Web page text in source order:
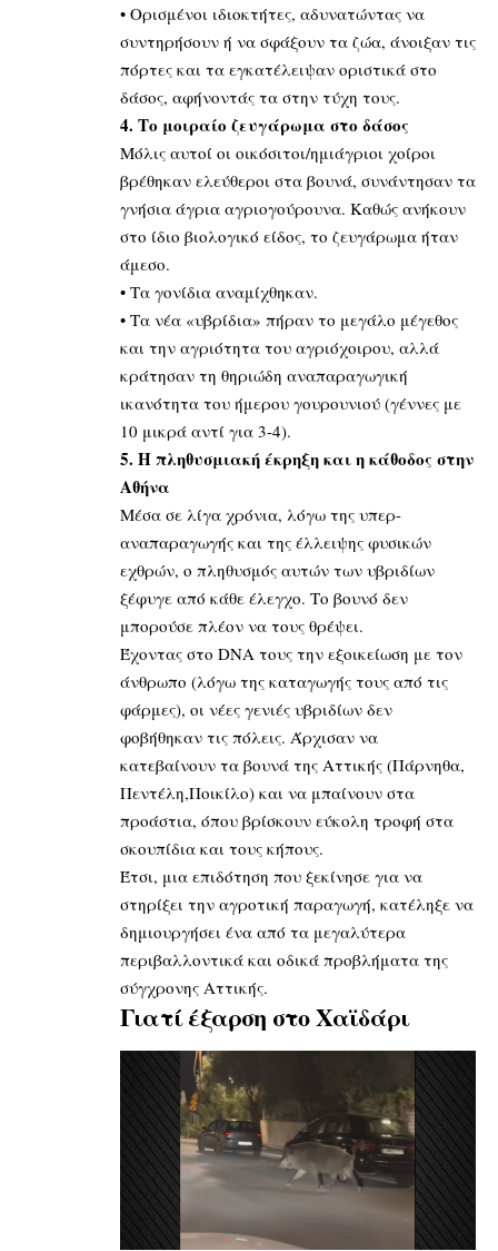
• Ορισμένοι ιδιοκτήτες, αδυνατώντας να
συντηρήσουν ή να σφάξουν τα ζώα, άνοιξαν τις
πόρτες και τα εγκατέλειψαν οριστικά στο
δάσος, αφήνοντάς τα στην τύχη τους.
4. Το μοιραίο ζευγάρωμα στο δάσος
Μόλις αυτοί οι οικόσιτοι/ημιάγριοι χοίροι
βρέθηκαν ελεύθεροι στα βουνά, συνάντησαν τα
γνήσια άγρια αγριογούρουνα. Καθώς ανήκουν
στο ίδιο βιολογικό είδος, το ζευγάρωμα ήταν
άμεσο.
• Τα γονίδια αναμίχθηκαν.
• Τα νέα «υβρίδια» πήραν το μεγάλο μέγεθος
και την αγριότητα του αγριόχοιρου, αλλά
κράτησαν τη θηριώδη αναπαραγωγική
ικανότητα του ήμερου γουρουνιού (γέννες με
10 μικρά αντί για 3-4).
5. Η πληθυσμιακή έκρηξη και η κάθοδος στην
Αθήνα
Μέσα σε λίγα χρόνια, λόγω της υπερ-
αναπαραγωγής και της έλλειψης φυσικών
εχθρών, ο πληθυσμός αυτών των υβριδίων
ξέφυγε από κάθε έλεγχο. Το βουνό δεν
μπορούσε πλέον να τους θρέψει.
Έχοντας στο DNA τους την εξοικείωση με τον
άνθρωπο (λόγω της καταγωγής τους από τις
φάρμες), οι νέες γενιές υβριδίων δεν
φοβήθηκαν τις πόλεις. Άρχισαν να
κατεβαίνουν τα βουνά της Αττικής (Πάρνηθα,
Πεντέλη,Ποικίλο) και να μπαίνουν στα
προάστια, όπου βρίσκουν εύκολη τροφή στα
σκουπίδια και τους κήπους.
Έτσι, μια επιδότηση που ξεκίνησε για να
στηρίξει την αγροτική παραγωγή, κατέληξε να
δημιουργήσει ένα από τα μεγαλύτερα
περιβαλλοντικά και οδικά προβλήματα της
σύγχρονης Αττικής.
Γιατί έξαρση στο Χαϊδάρι